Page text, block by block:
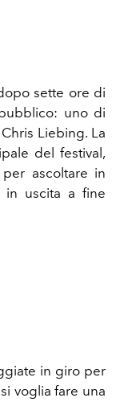
sette ore di
uno di
Liebing. La
del festival,
per ascoltare in
in uscita a fine
in giro per
voglia fare una